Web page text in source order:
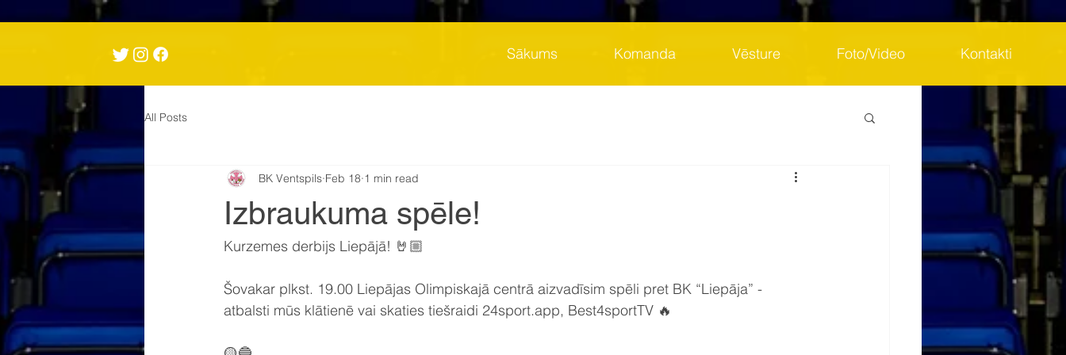
Sākums Komanda Vēsture Foto/Video Kontakti
All Posts
Izbraukuma spēle!
BK Ventspils Feb 18 1 min read
Kurzemes derbijs Liepājā! 🤘🏼
Šovakar plkst. 19.00 Liepājas Olimpiskajā centrā aizvadīsim spēli pret BK “Liepāja” -
atbalsti mūs klātienē vai skaties tiešraidi 24sport.app, Best4sportTV 🔥